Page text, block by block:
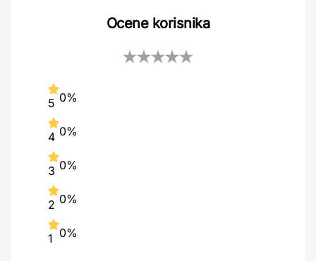
Ocene korisnika
5 0%
4 0%
3 0%
2 0%
1 0%